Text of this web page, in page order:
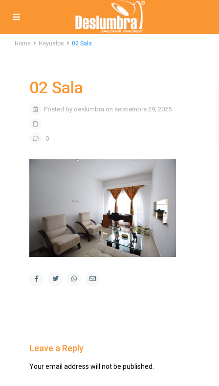
Home Hayuelos 02 Sala
02 Sala
Posted by deslumbra on septiembre 29, 2025
0
Leave a Reply
Your email address will not be published.